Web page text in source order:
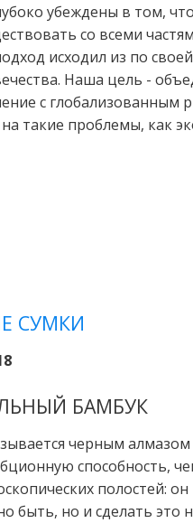
убеждены в том,
со всеми
исходил из по
Наша цель -
с глобализованным
такие проблемы, как
СУМКИ
БАМБУК
черным
способность,
полостей:
быть, но и сделать это